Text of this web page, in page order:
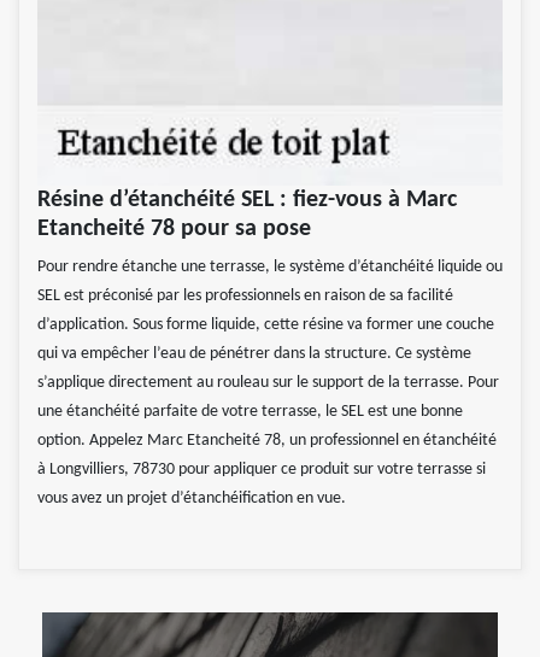
Résine d’étanchéité SEL : fiez-vous à Marc
Etancheité 78 pour sa pose
Pour rendre étanche une terrasse, le système d’étanchéité liquide ou
SEL est préconisé par les professionnels en raison de sa facilité
d’application. Sous forme liquide, cette résine va former une couche
qui va empêcher l’eau de pénétrer dans la structure. Ce système
s’applique directement au rouleau sur le support de la terrasse. Pour
une étanchéité parfaite de votre terrasse, le SEL est une bonne
option. Appelez Marc Etancheité 78, un professionnel en étanchéité
à Longvilliers, 78730 pour appliquer ce produit sur votre terrasse si
vous avez un projet d’étanchéification en vue.